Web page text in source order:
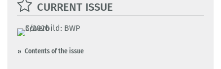
CURRENT ISSUE
Contents of the issue